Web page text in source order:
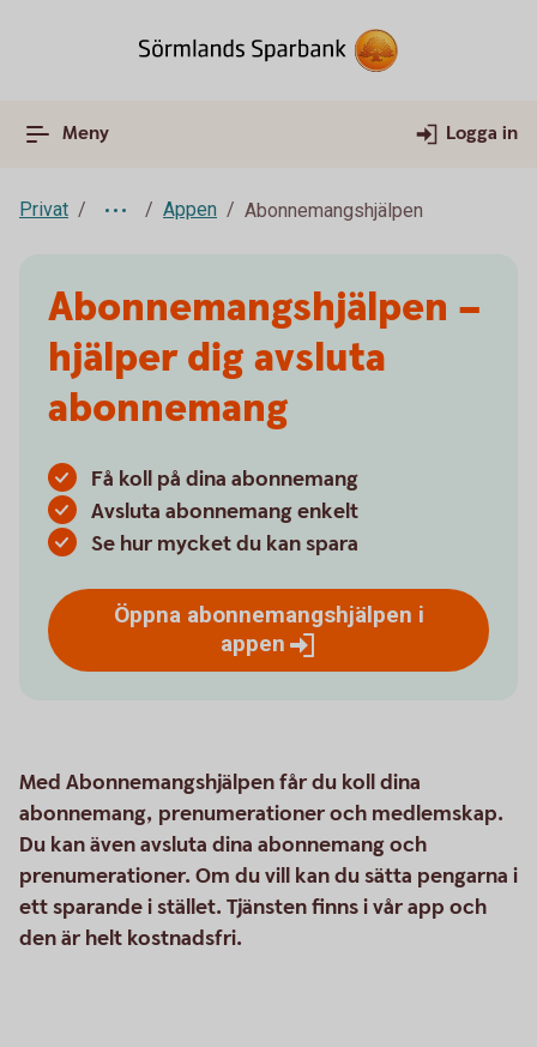
Meny Logga in
Privat Appen Abonnemangshjälpen
Abonnemangshjälpen –
hjälper dig avsluta
abonnemang
Få koll på dina abonnemang
Avsluta abonnemang enkelt
Se hur mycket du kan spara
Öppna abonnemangshjälpen i
appen
Med Abonnemangshjälpen får du koll dina
abonnemang, prenumerationer och medlemskap.
Du kan även avsluta dina abonnemang och
prenumerationer. Om du vill kan du sätta pengarna i
ett sparande i stället. Tjänsten finns i vår app och
den är helt kostnadsfri.